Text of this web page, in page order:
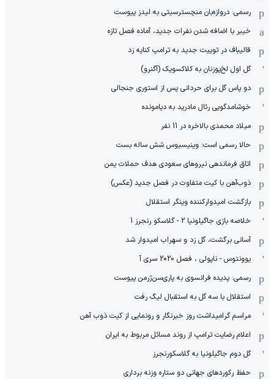
رسمی: دروازه‌بان منچسترسیتی به لیدز پیوست
خیبر با اضافه شدن نفرات جدید، آماده فصل تازه
قالیباف در توییت جدید به ترامپ کنایه زد
گل اول لخ‌پوزنان به کلاکسویک (آگنرو)
دو پاس گل برای حردانی پس از استوری جنجالی
خوشامدگویی رئال مادرید به دیامونده
میلاد محمدی بالاخره در 11 نفر
حالا رسمی است: وینیسیوس شش ساله بست
اتاق فرماندهی نیروهای سعودی هدف حملات یمن
ذوب‌آهن با کیت متفاوت در فصل جدید (عکس)
بازگشت امیدوارکننده وینگر استقلال
خلاصه بازی جاگیلونیا 2 - گلاسکو رنجرز 1
آسانی برگشت، گل زد و سهراب امیدوار شد
یوونتوس - ناپولی ، فصل 2020 سری آ
رسمی: پدیده فرانسوی به پاری‌سن‌ژرمن پیوست
استقلال با سه گل به استقبال لیگ رفت
مراسم گرامیداشت روز خبرنگار و رونمایی از کیت ذوب آهن
اعلام رضایت ترامپ از روند مسائل مربوط به ایران
گل دوم جاگیلونیا به گلاسکورنجرز
حفظ رکوردهای جهانی دو ستاره وزنه برداری